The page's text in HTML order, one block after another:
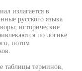
излагается в
русского языка
исторические
по логике
потом
таблицы терминов,